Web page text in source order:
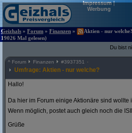
Impressum|
Werbung
Geizhals » Forum » Finanzen »
Aktien - nur
19026 Mal gelesen)
Du bist
^ Forum Finanzen #3937351
Umfrage: Aktien - nur welche?
Hallo!
Da hier im Forum einige Aktionäre sind
Wenn möglich, postet auch gleich noch die
Grüße